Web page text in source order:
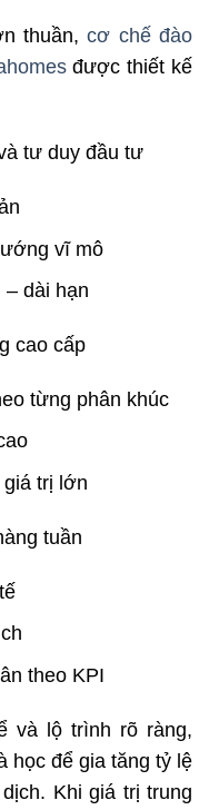
thuần,cơ chế đào
được thiết kế
tư duy đầu tư
vĩ mô
dài hạn
cao cấp
từng phân khúc
trị lớn
tuần
theo KPI
và lộ trình rõ ràng,
học để gia tăng tỷ lệ
Khi giá trị trung